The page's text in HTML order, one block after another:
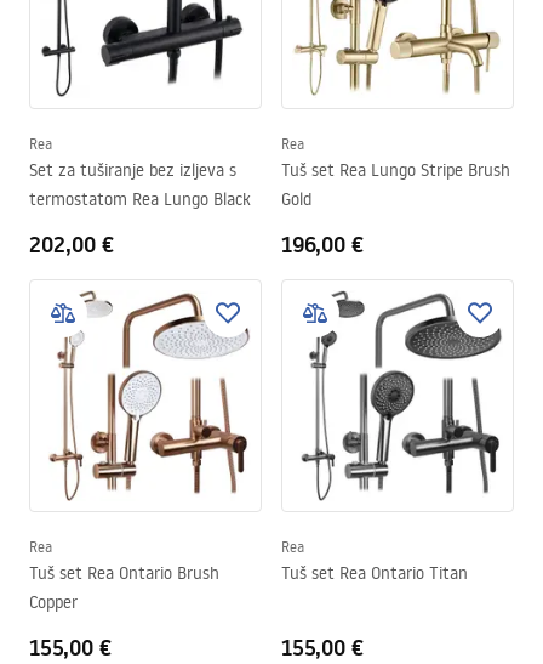
Rea
Set za tuširanje bez izljeva s
termostatom Rea Lungo Black
202,00 €
Rea
Tuš set Rea Lungo Stripe Brush
Gold
196,00 €
Rea
Tuš set Rea Ontario Brush
Copper
155,00 €
Rea
Tuš set Rea Ontario Titan
155,00 €